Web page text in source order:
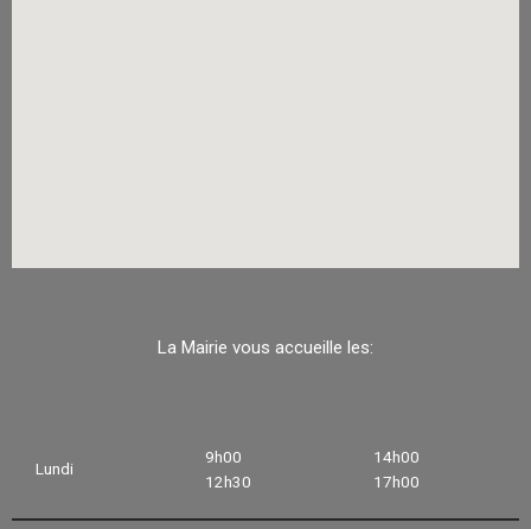
La Mairie vous accueille les:
Lundi
9h00
12h30
14h00
17h00